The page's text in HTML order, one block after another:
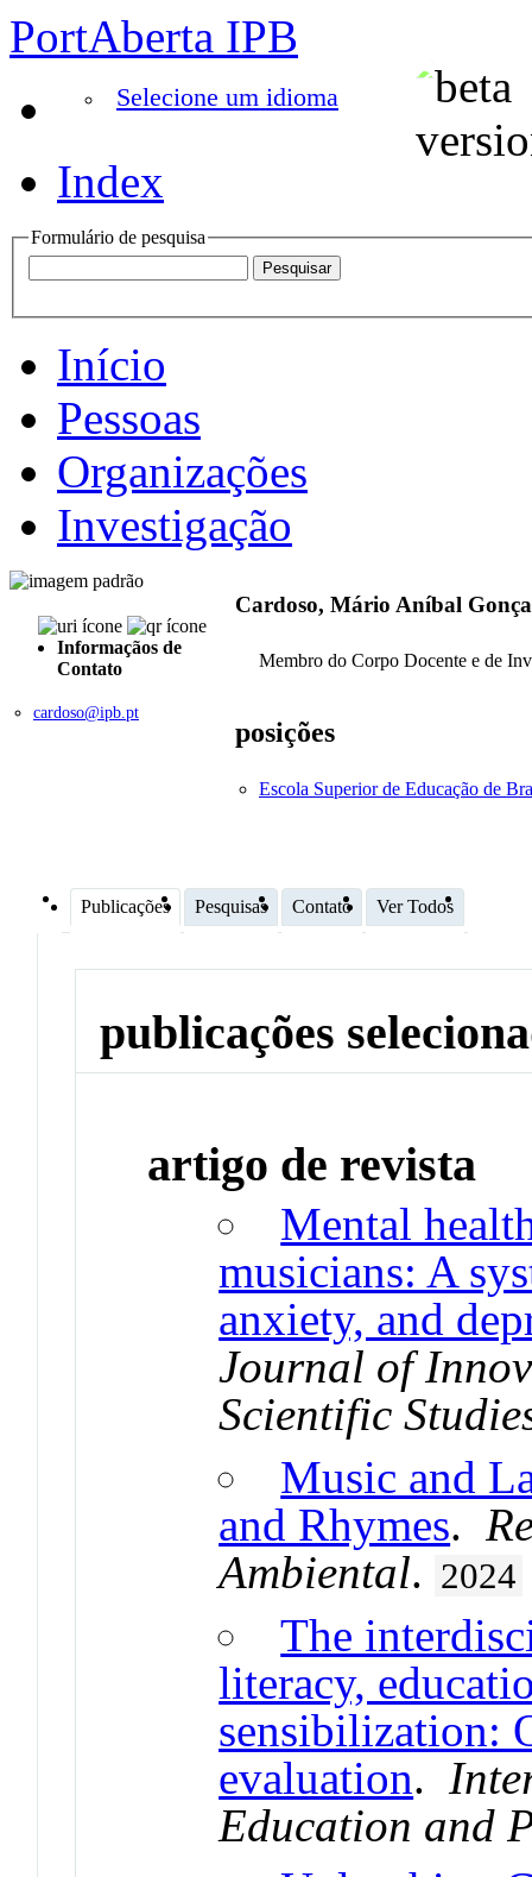
PortAberta IPB
Selecione um idioma
Index
Formulário de pesquisa
Início
Pessoas
Organizações
Investigação
Informaçãos de
Contato
cardoso@ipb.pt
Cardoso, Mário Aníbal
Membro do Corpo Docente e de
posições
Escola Superior de Educação de
Publicações Pesquisas Contato Ver Todos
publicações
artigo de revista
Mental
musicians: A
anxiety, and
Journal of
Scientific
Music and
and Rhymes.
Ambiental. 2024
The
literacy,
sensibilization:
evaluation.
Education and